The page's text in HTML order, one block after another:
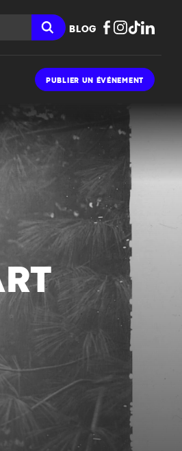
BLOG
PUBLIER UN ÉVÉNEMENT